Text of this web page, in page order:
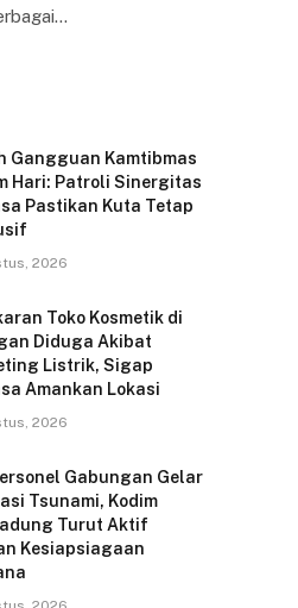
Gangguan Kamtibmas
Hari: Patroli Sinergitas
Pastikan Kuta Tetap
2026
Toko Kosmetik di
Diduga Akibat
Listrik, Sigap
Amankan Lokasi
2026
Gabungan Gelar
Tsunami, Kodim
Turut Aktif
Kesiapsiagaan